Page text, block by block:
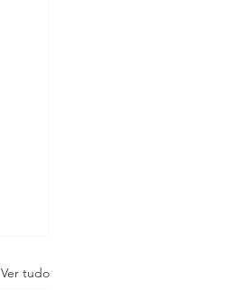
Ver tudo